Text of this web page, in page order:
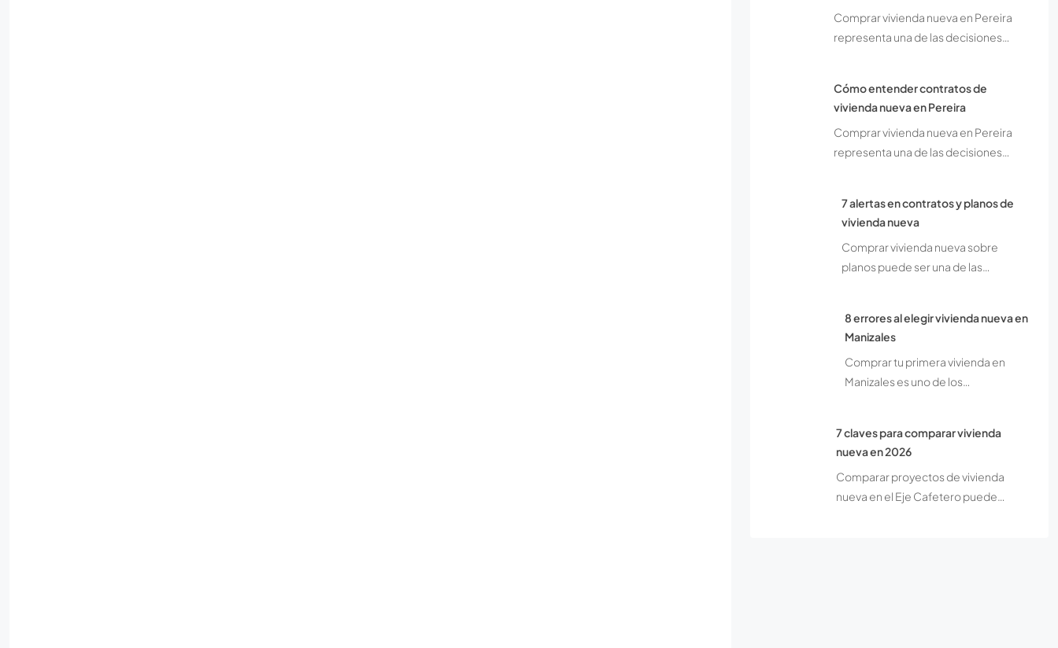
Comprar vivienda nueva en Pereira
representa una de las decisiones…
Cómo entender contratos de
vivienda nueva en Pereira
Comprar vivienda nueva en Pereira
representa una de las decisiones…
7 alertas en contratos y planos de
vivienda nueva
Comprar vivienda nueva sobre
planos puede ser una de las…
8 errores al elegir vivienda nueva en
Manizales
Comprar tu primera vivienda en
Manizales es uno de los…
7 claves para comparar vivienda
nueva en 2026
Comparar proyectos de vivienda
nueva en el Eje Cafetero puede…